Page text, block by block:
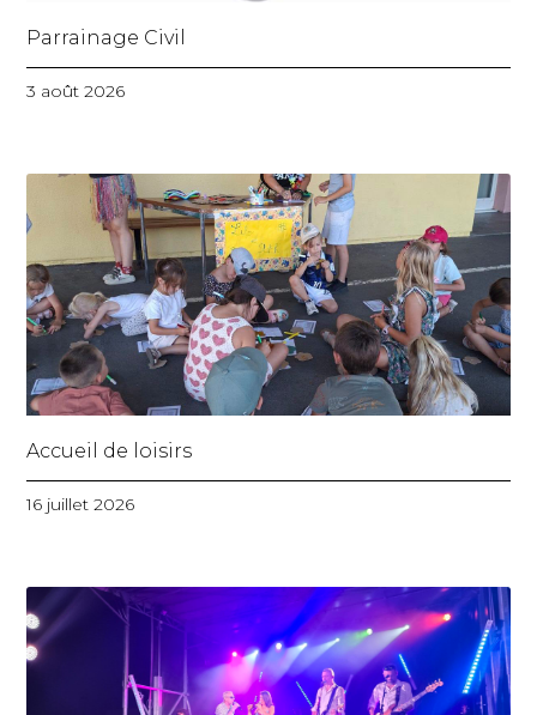
Parrainage Civil
3 août 2026
Accueil de loisirs
16 juillet 2026